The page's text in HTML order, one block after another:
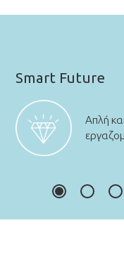
Smart Future
Απλή